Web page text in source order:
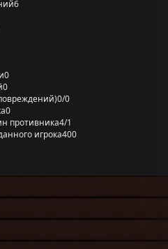
6
0
0
0/0
0
противника4/1
игрока400